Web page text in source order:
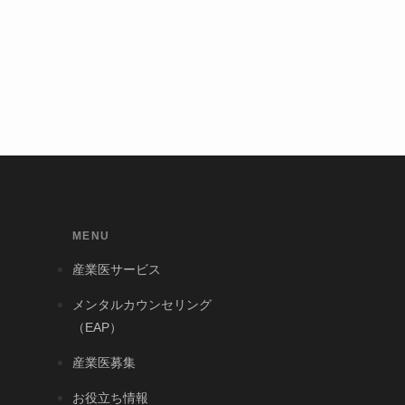
MENU
産業医サービス
メンタルカウンセリング
（EAP）
産業医募集
お役立ち情報